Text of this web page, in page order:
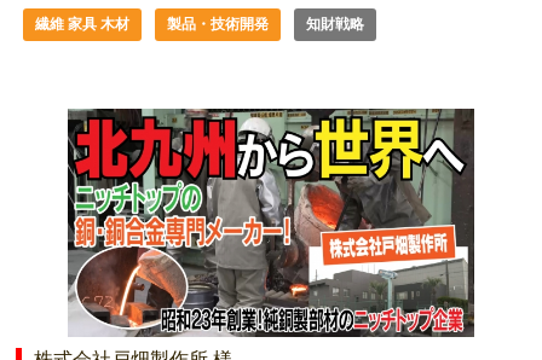
繊維 家具 木材 製品・技術開発 知財戦略